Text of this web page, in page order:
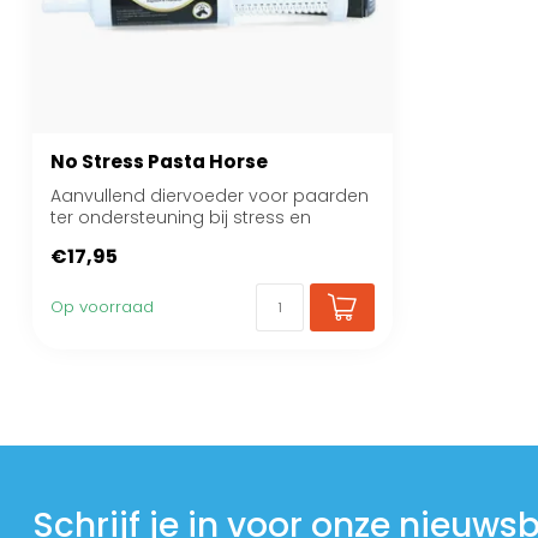
No Stress Pasta Horse
Aanvullend diervoeder voor paarden
ter ondersteuning bij stress en
€17,95
Op voorraad
Schrijf je in voor onze